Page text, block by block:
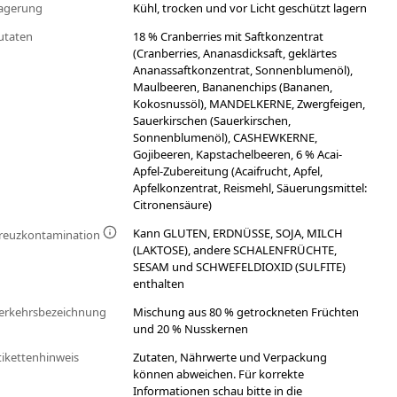
Kühl, trocken und vor Licht geschützt lagern
18 % Cranberries mit Saftkonzentrat
(Cranberries, Ananasdicksaft, geklärtes
Ananassaftkonzentrat, Sonnenblumenöl),
Maulbeeren, Bananenchips (Bananen,
Kokosnussöl), MANDELKERNE, Zwergfeigen,
Sauerkirschen (Sauerkirschen,
Sonnenblumenöl), CASHEWKERNE,
Gojibeeren, Kapstachelbeeren, 6 % Acai-
Apfel-Zubereitung (Acaifrucht, Apfel,
Apfelkonzentrat, Reismehl, Säuerungsmittel:
Citronensäure)
Kann GLUTEN, ERDNÜSSE, SOJA, MILCH
(LAKTOSE), andere SCHALENFRÜCHTE,
SESAM und SCHWEFELDIOXID (SULFITE)
enthalten
Mischung aus 80 % getrockneten Früchten
und 20 % Nusskernen
Zutaten, Nährwerte und Verpackung
können abweichen. Für korrekte
Informationen schau bitte in die